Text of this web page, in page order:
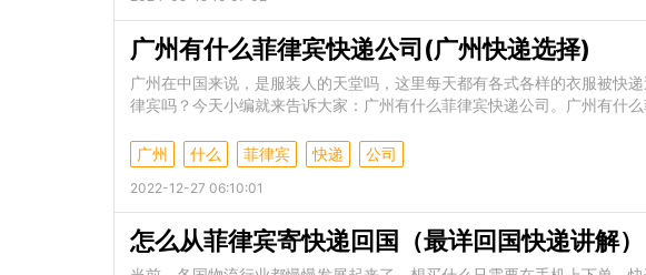
广州有什么菲律宾快递公司(广州快递选择)
广州在中国来说，是服装人的天堂吗，这里每天都有各式各样的衣服被快
律宾吗？今天小编就来告诉大家：广州有什么菲律宾快递公司。广州有什
广州 什么 菲律宾 快递 公司
2022-12-27 06:10:01
怎么从菲律宾寄快递回国（最详回国快递讲解）